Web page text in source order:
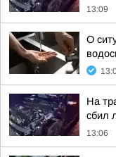
13:09
О
На
сбил
13:06